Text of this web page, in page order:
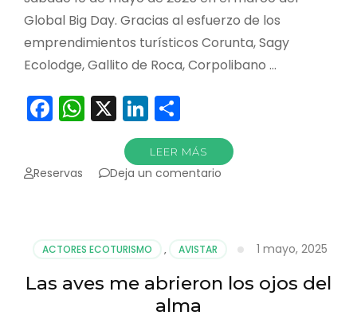
Global Big Day. Gracias al esfuerzo de los
emprendimientos turísticos Corunta, Sagy
Ecolodge, Gallito de Roca, Corpolibano …
Facebook
WhatsApp
X LinkedIn
LEER MÁS
Reservas Deja un comentario
Global
Big
Day
ACTORES ECOTURISMO , AVISTAR 1 mayo, 2025
Las aves me abrieron los ojos del
alma